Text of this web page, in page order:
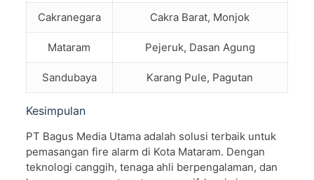
Cakranegara Cakra Barat, Monjok
Mataram Pejeruk, Dasan Agung
Sandubaya Karang Pule, Pagutan
Kesimpulan
PT Bagus Media Utama adalah solusi terbaik untuk
pemasangan fire alarm di Kota Mataram. Dengan
teknologi canggih, tenaga ahli berpengalaman, dan